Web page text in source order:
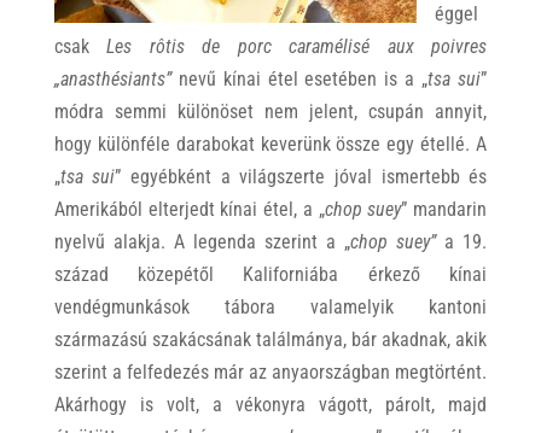
éggel
csakLes rôtis de porc caramélisé aux poivres
„anasthésiants”nevű kínai étel esetében is a „tsa sui”
módra semmi különöset nem jelent, csupán annyit,
hogy különféle darabokat keverünk össze egy étellé. A
„tsa sui” egyébként a világszerte jóval ismertebb és
Amerikából elterjedt kínai étel, a „chop suey” mandarin
nyelvű alakja. A legenda szerint a „chop suey”a 19.
század közepétől Kaliforniába érkező kínai
vendégmunkások tábora valamelyik kantoni
származású szakácsának találmánya, bár akadnak, akik
szerint a felfedezés már az anyaországban megtörtént.
Akárhogy is volt, a vékonyra vágott, párolt, majd